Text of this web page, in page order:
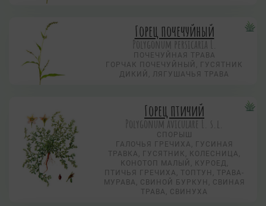
Горец почечуйный
Polygonum persicaria L.
ПОЧЕЧУЙНАЯ ТРАВА
ГОРЧАК ПОЧЕЧУЙНЫЙ, ГУСЯТНИК
ДИКИЙ, ЛЯГУШАЧЬЯ ТРАВА
Горец птичий
Polygonum aviculare L. s.l.
СПОРЫШ
ГАЛОЧЬЯ ГРЕЧИХА, ГУСИНАЯ
ТРАВКА, ГУСЯТНИК, КОЛЕСНИЦА,
КОНОТОП МАЛЫЙ, КУРОЕД,
ПТИЧЬЯ ГРЕЧИХА, ТОПТУН, ТРАВА-
МУРАВА, СВИНОЙ БУРКУН, СВИНАЯ
ТРАВА, СВИНУХА